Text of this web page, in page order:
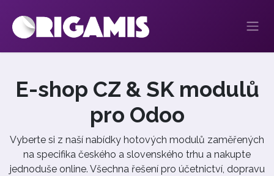
E-shop CZ & SK modulů
pro Odoo
Vyberte si z naší nabídky hotových modulů zaměřených
na specifika českého a slovenského trhu a nakupte
jednoduše online. Všechna řešení pro účetnictví, dopravu